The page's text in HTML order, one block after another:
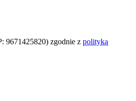
9671425820) zgodnie z polityką